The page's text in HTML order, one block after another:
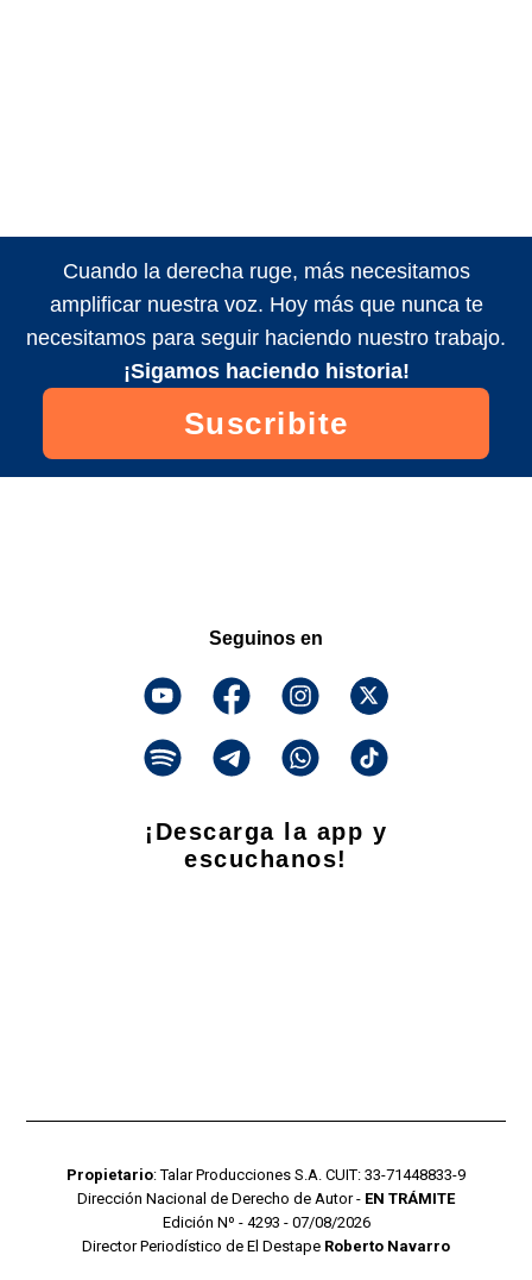
Cuando la derecha ruge, más necesitamos
amplificar nuestra voz. Hoy más que nunca te
necesitamos para seguir haciendo nuestro trabajo.
¡Sigamos haciendo historia!
Suscribite
Seguinos en
¡Descarga la app y
escuchanos!
Propietario: Talar Producciones S.A. CUIT: 33-71448833-9
Dirección Nacional de Derecho de Autor - EN TRÁMITE
Edición Nº - 4293 - 07/08/2026
Director Periodístico de El Destape Roberto Navarro